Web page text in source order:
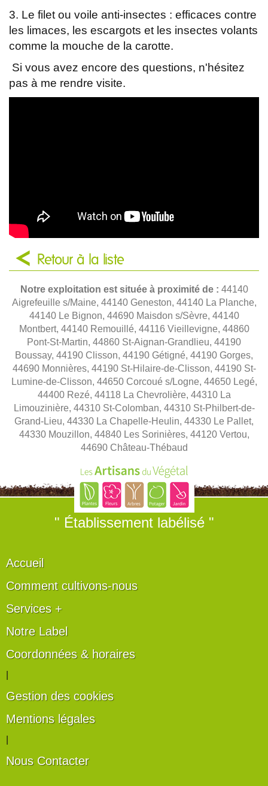
3. Le filet ou voile anti-insectes : efficaces contre
les limaces, les escargots et les insectes volants
comme la mouche de la carotte.
Si vous avez encore des questions, n'hésitez
pas à me rendre visite.
Retour à la liste
Notre exploitation est située à proximité de : 44140
Aigrefeuille s/Maine, 44140 Geneston, 44140 La Planche,
44140 Le Bignon, 44690 Maisdon s/Sèvre, 44140
Montbert, 44140 Remouillé, 44116 Vieillevigne, 44860
Pont-St-Martin, 44860 St-Aignan-Grandlieu, 44190
Boussay, 44190 Clisson, 44190 Gétigné, 44190 Gorges,
44690 Monnières, 44190 St-Hilaire-de-Clisson, 44190 St-
Lumine-de-Clisson, 44650 Corcoué s/Logne, 44650 Legé,
44400 Rezé, 44118 La Chevrolière, 44310 La
Limouzinière, 44310 St-Colomban, 44310 St-Philbert-de-
Grand-Lieu, 44330 La Chapelle-Heulin, 44330 Le Pallet,
44330 Mouzillon, 44840 Les Sorinières, 44120 Vertou,
44690 Château-Thébaud
" Établissement labélisé "
Accueil
Comment cultivons-nous
Services +
Notre Label
Coordonnées & horaires
Gestion des cookies
Mentions légales
Nous Contacter